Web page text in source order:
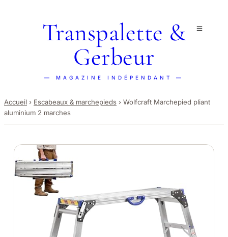
Transpalette &
Gerbeur
— MAGAZINE INDÉPENDANT —
Accueil › Escabeaux & marchepieds › Wolfcraft Marchepied pliant
aluminium 2 marches